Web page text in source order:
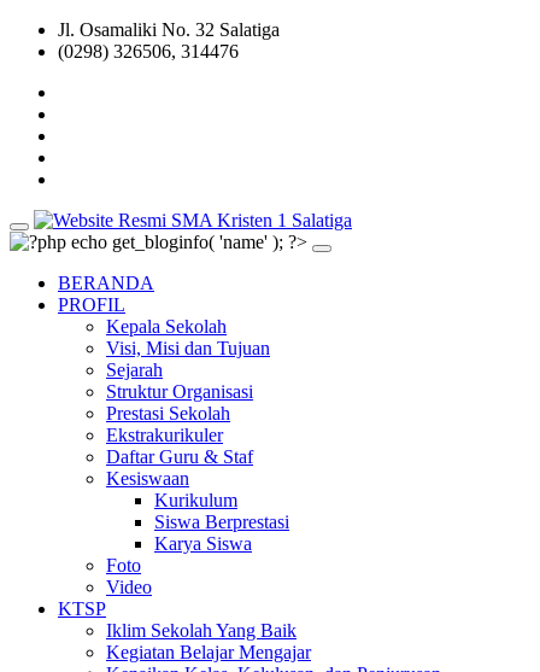
Jl. Osamaliki No. 32 Salatiga
(0298) 326506, 314476
BERANDA
PROFIL
Kepala Sekolah
Visi, Misi dan Tujuan
Sejarah
Struktur Organisasi
Prestasi Sekolah
Ekstrakurikuler
Daftar Guru & Staf
Kesiswaan
Kurikulum
Siswa Berprestasi
Karya Siswa
Foto
Video
KTSP
Iklim Sekolah Yang Baik
Kegiatan Belajar Mengajar